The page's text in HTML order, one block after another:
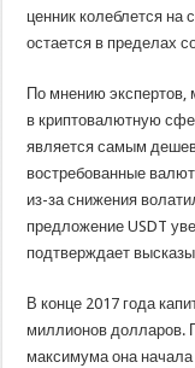
ценник колеблется на
остается в пределах
По мнению экспертов,
в криптовалютную
является самым
востребованные
из-за снижения
предложение USDT
подтверждает
В конце 2017 года
миллионов долларов.
максимума она начала